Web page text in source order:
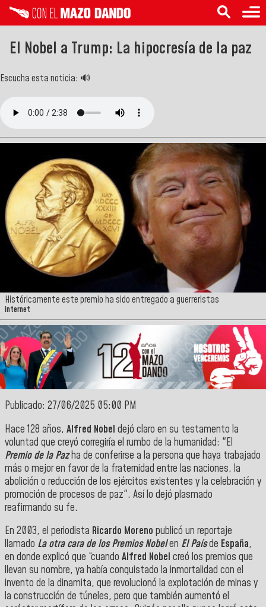
El Nobel a Trump: La hipocresía de la paz
Escucha esta noticia: 🔊
Históricamente este premio ha sido entregado a guerreristas
internet
Publicado: 27/06/2025 05:00 PM
Hace 128 años, Alfred Nobel dejó claro en su testamento la
voluntad que creyó corregiría el rumbo de la humanidad: "El
Premio de la Pazha de conferirse a la persona que haya trabajado
más o mejor en favor de la fraternidad entre las naciones, la
abolición o reducción de los ejércitos existentes y la celebración y
promoción de procesos de paz". Así lo dejó plasmado
reafirmando su fe.
En 2003, el periodista Ricardo Moreno publicó un reportaje
llamado La otra cara de los Premios Nobelen El Paísde España,
en donde explicó que “cuando Alfred Nobel creó los premios que
llevan su nombre, ya había conquistado la inmortalidad con el
invento de la dinamita, que revolucionó la explotación de minas y
la construcción de túneles, pero que también aumentó el